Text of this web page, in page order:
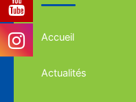
Accueil
Actualités